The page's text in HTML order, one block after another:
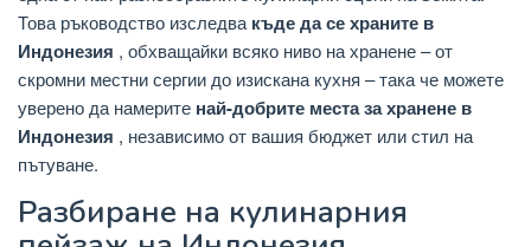
Това ръководство изследва къде да се храните в
Индонезия , обхващайки всяко ниво на хранене – от
скромни местни сергии до изискана кухня – така че можете
уверено да намерите най-добрите места за хранене в
Индонезия , независимо от вашия бюджет или стил на
пътуване.
Разбиране на кулинарния